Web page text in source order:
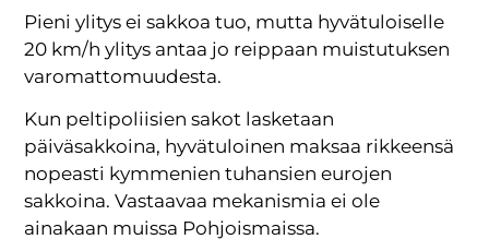
Pieni ylitys ei sakkoa tuo, mutta hyvätuloiselle
20 km/h ylitys antaa jo reippaan muistutuksen
varomattomuudesta.
Kun peltipoliisien sakot lasketaan
päiväsakkoina, hyvätuloinen maksaa rikkeensä
nopeasti kymmenien tuhansien eurojen
sakkoina. Vastaavaa mekanismia ei ole
ainakaan muissa Pohjoismaissa.